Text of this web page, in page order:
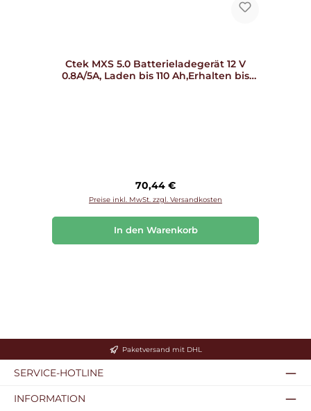
Ctek MXS 5.0 Batterieladegerät 12 V
0.8A/5A, Laden bis 110 Ah,Erhalten bis
Regulärer Preis:
70,44 €
Preise inkl. MwSt. zzgl. Versandkosten
In den Warenkorb
Paketversand mit DHL
SERVICE-HOTLINE
INFORMATION